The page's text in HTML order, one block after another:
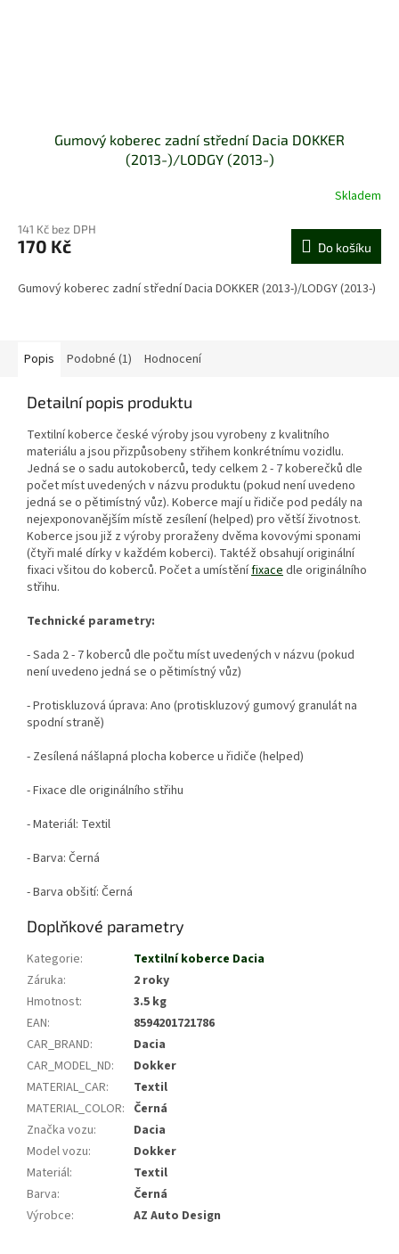
Gumový koberec zadní střední Dacia DOKKER
(2013-)/LODGY (2013-)
Skladem
141 Kč bez DPH
170 Kč Do košíku
Gumový koberec zadní střední Dacia DOKKER (2013-)/LODGY (2013-)
Popis Podobné (1) Hodnocení
Detailní popis produktu
Textilní koberce české výroby jsou vyrobeny z kvalitního
materiálu a jsou přizpůsobeny střihem konkrétnímu vozidlu.
Jedná se o sadu autokoberců, tedy celkem 2 - 7 koberečků dle
počet míst uvedených v názvu produktu (pokud není uvedeno
jedná se o pětimístný vůz). Koberce mají u řidiče pod pedály na
nejexponovanějším místě zesílení (helped) pro větší životnost.
Koberce jsou již z výroby proraženy dvěma kovovými sponami
(čtyři malé dírky v každém koberci). Taktéž obsahují originální
fixaci všitou do koberců. Počet a umístěnífixacedle originálního
střihu.
Technické parametry:
- Sada 2 - 7 koberců dle počtu míst uvedených v názvu (pokud
není uvedeno jedná se o pětimístný vůz)
- Protiskluzová úprava: Ano (protiskluzový gumový granulát na
spodní straně)
- Zesílená nášlapná plocha koberce u řidiče (helped)
- Fixace dle originálního střihu
- Materiál: Textil
- Barva: Černá
- Barva obšití: Černá
Doplňkové parametry
Kategorie:
Textilní koberce Dacia
Záruka:
2 roky
Hmotnost:
3.5 kg
EAN:
8594201721786
CAR_BRAND:
Dacia
CAR_MODEL_ND:
Dokker
MATERIAL_CAR:
Textil
MATERIAL_COLOR: Černá
Značka vozu:
Dacia
Model vozu:
Dokker
Materiál:
Textil
Barva:
Černá
Výrobce: AZ Auto Design